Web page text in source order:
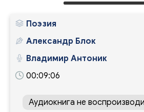
Поэзия
Александр Блок
Владимир Антоник
00:09:06
Аудиокнига не